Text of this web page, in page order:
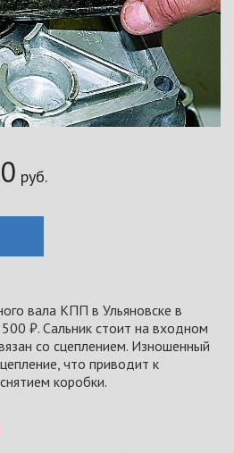
руб.
вала КПП в Ульяновске в
₽. Сальник стоит на входном
со сцеплением. Изношенный
что приводит к
коробки.